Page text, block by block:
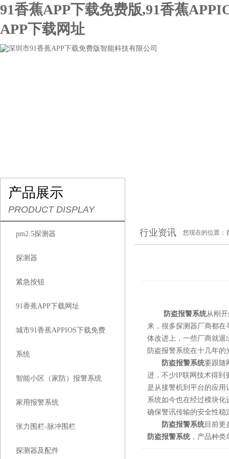
91香蕉APP下载免费版,91香蕉
APP下载网址
产品展示
PRODUCT DISPLAY
pm2.5探测器
探测器
紧急按钮
91香蕉APP下载网址
城市91香蕉APPIOS下载免费
系统
智能小区（家防）报警系统
家用报警系统
张力围栏-脉冲围栏
探测器及配件
行业资讯 您现在的位置：
防盗报警系统从刚开
来，很多探测器厂商
体改进上，一些厂商就退
防盗报警系统在十几年的
防盗报警系统要跟随
进，不少IP联网技术得
是从接警机到平台的应用
系统如今也在经过模块化设
确保警讯传输的安全性稳定
防盗报警系统目前更
防盗报警系统，产品种类